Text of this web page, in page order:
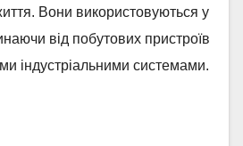
Вони використовуються у
від побутових пристроїв
індустріальними системами.